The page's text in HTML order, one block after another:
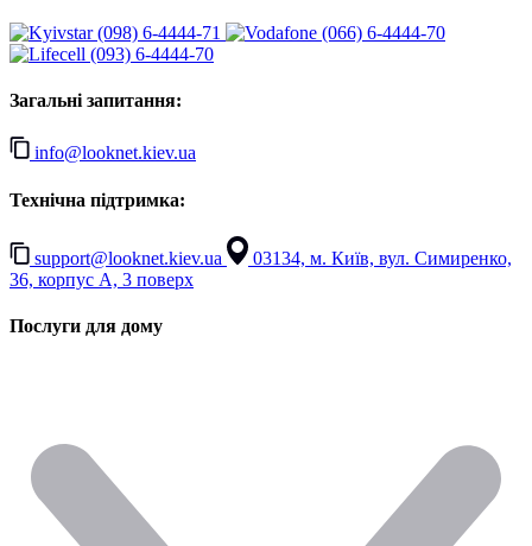
(098) 6-4444-71
(066) 6-4444-70
(093) 6-4444-70
Загальні запитання:
info@looknet.kiev.ua
Технічна підтримка:
support@looknet.kiev.ua
03134, м. Київ, вул. Симиренко,
36, корпус А, 3 поверх
Послуги для дому